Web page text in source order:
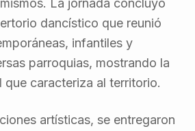
La jornada concluyó
dancístico que reunió
infantiles y
parroquias, mostrando la
que caracteriza al territorio.
artísticas, se entregaron